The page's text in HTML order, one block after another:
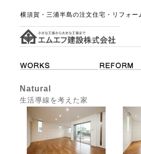
横須賀・三浦半島の注文住宅・リフォ
Natural
生活導線を考えた家